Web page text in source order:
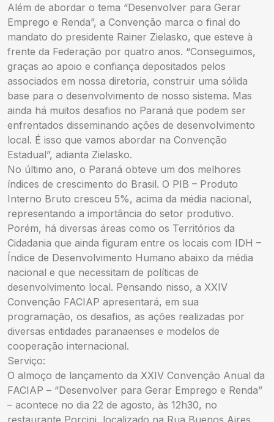
Além de abordar o tema “Desenvolver para Gerar
Emprego e Renda”, a Convenção marca o final do
mandato do presidente Rainer Zielasko, que esteve à
frente da Federação por quatro anos. “Conseguimos,
graças ao apoio e confiança depositados pelos
associados em nossa diretoria, construir uma sólida
base para o desenvolvimento de nosso sistema. Mas
ainda há muitos desafios no Paraná que podem ser
enfrentados disseminando ações de desenvolvimento
local. É isso que vamos abordar na Convenção
Estadual”, adianta Zielasko.
No último ano, o Paraná obteve um dos melhores
índices de crescimento do Brasil. O PIB – Produto
Interno Bruto cresceu 5%, acima da média nacional,
representando a importância do setor produtivo.
Porém, há diversas áreas como os Territórios da
Cidadania que ainda figuram entre os locais com IDH –
Índice de Desenvolvimento Humano abaixo da média
nacional e que necessitam de políticas de
desenvolvimento local. Pensando nisso, a XXIV
Convenção FACIAP apresentará, em sua
programação, os desafios, as ações realizadas por
diversas entidades paranaenses e modelos de
cooperação internacional.
Serviço:
O almoço de lançamento da XXIV Convenção Anual da
FACIAP – “Desenvolver para Gerar Emprego e Renda”
– acontece no dia 22 de agosto, às 12h30, no
restaurante Porcini, localizado na Rua Buenos Aires,